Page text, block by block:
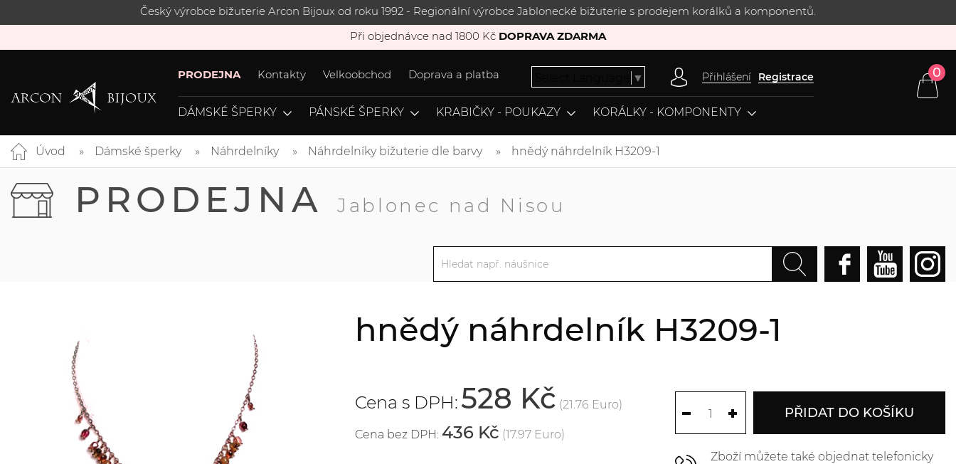
Český výrobce bižuterie Arcon Bijoux od roku 1992 - Regionální výrobce Jablonecké bižuterie s prodejem korálků a komponentů.
Při objednávce nad 1800 Kč DOPRAVA ZDARMA
PRODEJNA Kontakty Velkoobchod Doprava a platba ▼ Přihlášení Registrace 0
DÁMSKÉ ŠPERKY PÁNSKÉ ŠPERKY KRABIČKY - POUKAZY KORÁLKY - KOMPONENTY
Úvod Dámské šperky Náhrdelníky Náhrdelníky bižuterie dle barvy hnědý náhrdelník H3209-1
PRODEJNA Jablonec nad Nisou
hnědý náhrdelník H3209-1
Cena s DPH:528 Kč (21.76 Euro)
Cena bez DPH: 436 Kč (17.97 Euro)
PŘIDAT DO KOŠÍKU
Zboží můžete také objednat telefonicky